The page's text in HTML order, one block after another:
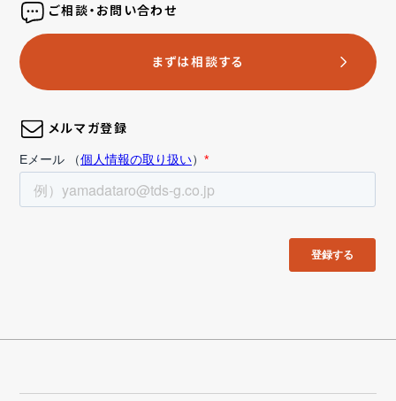
ご相談・お問い合わせ
まずは相談する
メルマガ登録